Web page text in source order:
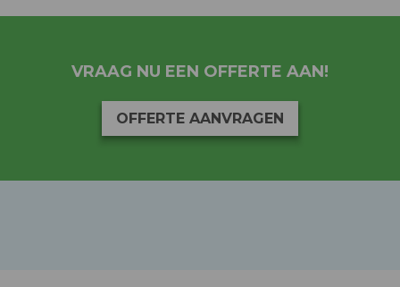
VRAAG NU EEN OFFERTE AAN!
OFFERTE AANVRAGEN